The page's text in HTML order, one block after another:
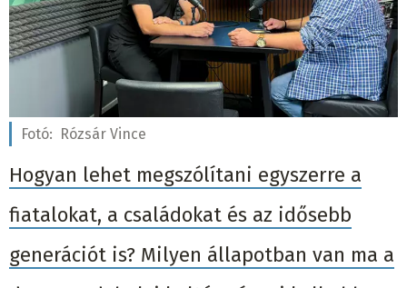
Fotó: Rózsár Vince
Hogyan lehet megszólítani egyszerre a
fiatalokat, a családokat és az idősebb
generációt is? Milyen állapotban van ma a